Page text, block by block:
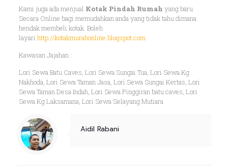
Kami juga ada menjual Kotak Pindah Rumah yang baru
Secara Online bagi memudahkan anda yang tidak tahu dimana
hendak membeli kotak. Boleh
layari http://kotakmurahonline.blogspot.com
Kawasan Jajahan :
Lori Sewa Batu Caves, Lori Sewa Sungai Tua, Lori Sewa Kg
Nakhoda, Lori Sewa Taman Jasa, Lori Sewa Sungai Kertas, Lori
Sewa Taman Desa Indah, Lori Sewa Pinggiran batu caves, Lori
Sewa Kg Laksamana, Lori Sewa Selayang Mutiara
Aidil Rabani